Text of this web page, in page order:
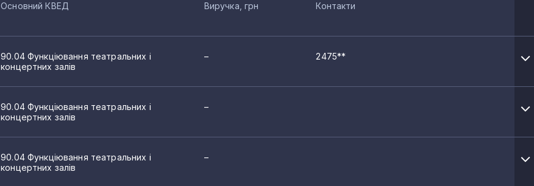
Основний КВЕД Виручка, грн Контакти
90.04 Функціювання театральних і
концертних залів
– 2475**
90.04 Функціювання театральних і
концертних залів
–
90.04 Функціювання театральних і
концертних залів
–